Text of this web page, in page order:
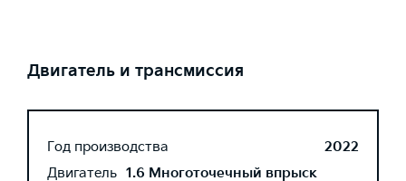
Двигатель и трансмиссия
Год производства
2022
Двигатель 1.6 Многоточечный впрыск